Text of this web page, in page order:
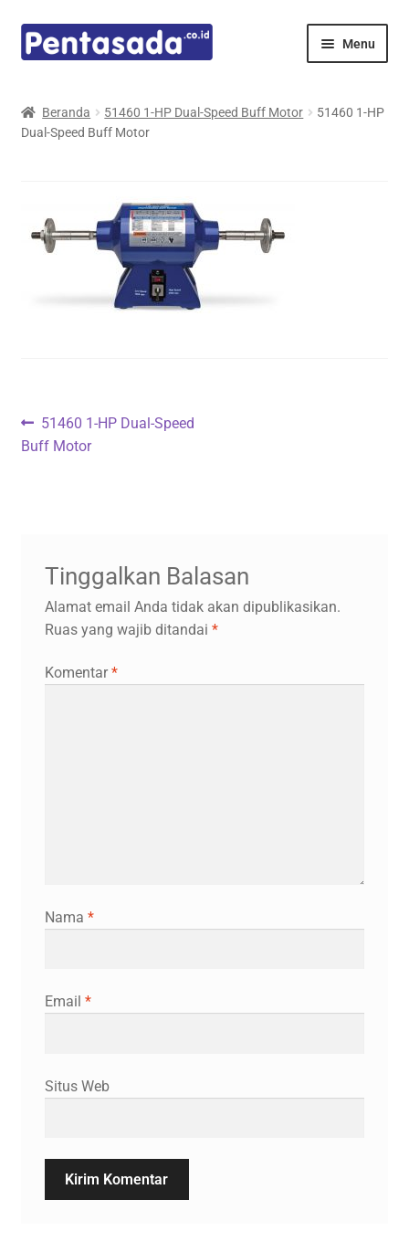
Skip
to
Skip
to
Menu
child
Mindray
Principals
Beranda 51460 1-HP Dual-Speed Buff Motor
51460 1-HP
Dual-Speed Buff Motor
Navigasi
pos
Previous
post:
51460 1-HP Dual-Speed
Buff Motor
Tinggalkan Balasan
Alamat email Anda tidak akan dipublikasikan.
Ruas yang wajib ditandai *
Komentar*
Nama *
Email *
Situs Web